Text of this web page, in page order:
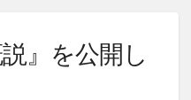
説』を公開し